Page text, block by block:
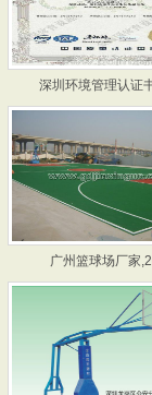
深圳环境管理认证
广州篮球场厂家